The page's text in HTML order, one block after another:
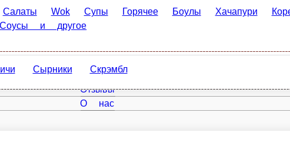
Главная
Отзывы
О нас
Wok Супы Горячее Боулы Хачапури Корея Бургеры
Сырники Скрэмбл